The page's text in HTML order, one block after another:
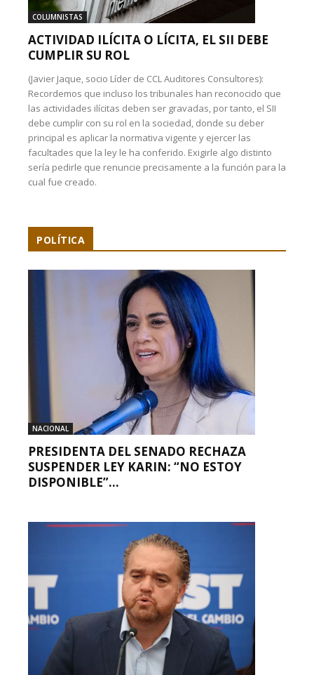
COLUMNISTAS
ACTIVIDAD ILÍCITA O LÍCITA, EL SII DEBE
CUMPLIR SU ROL
(Javier Jaque, socio Líder de CCL Auditores Consultores):
Recordemos que incluso los tribunales han reconocido que
las actividades ilícitas deben ser gravadas, por tanto, el SII
debe cumplir con su rol en la sociedad, donde su deber
principal es aplicar la normativa vigente y ejercer las
facultades que la ley le ha conferido. Exigirle algo distinto
sería pedirle que renuncie precisamente a la función para la
cual fue creado.
POLÍTICA
NACIONAL
PRESIDENTA DEL SENADO RECHAZA
SUSPENDER LEY KARIN: “NO ESTOY
DISPONIBLE”...